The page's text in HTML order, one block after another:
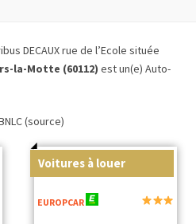
DECAUX rue de l’Ecole située
la-Motte (60112) est un(e) Auto-
(source)
Voitures à louer
EUROPCAR